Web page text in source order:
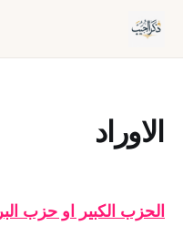
الاوراد
الحزب الكبير او حزب